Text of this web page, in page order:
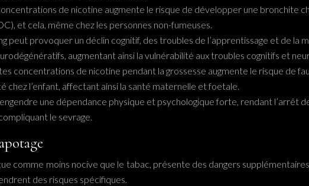
de nicotine augmente le risque de développer une bronchite
et cela, même chez les personnes non-fumeuses.
peut provoquer un déclin cognitif, des troubles de l’apprentissage et de la
augmentant ainsi la vulnérabilité aux troubles cognitifs et
concentrations de nicotine pendant la grossesse augmente le risque de
l’enfant, affectant ainsi la santé maternelle et foetale.
une dépendance physique et psychologique forte, rendant l’arrêt
le sevrage.
comme moins nocive que le tabac, présente des dangers
des risques spécifiques.